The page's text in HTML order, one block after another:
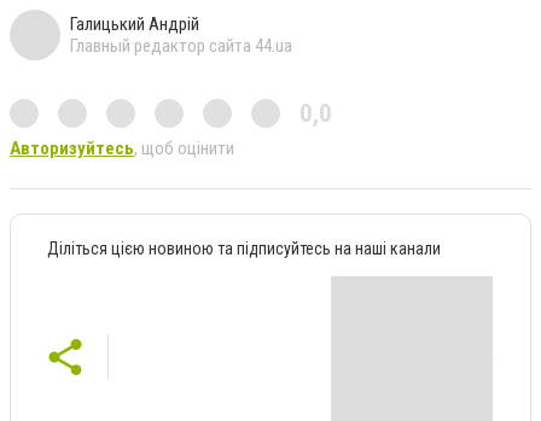
Галицький Андрій
Главный редактор сайта 44.ua
0,0
Авторизуйтесь, щоб оцінити
Діліться цією новиною та підписуйтесь на наші канали